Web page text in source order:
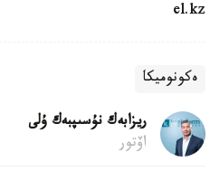
el.kz
ەكونوميكا
ريزابەك نۇسىپبەك ۇلى
اۆتور